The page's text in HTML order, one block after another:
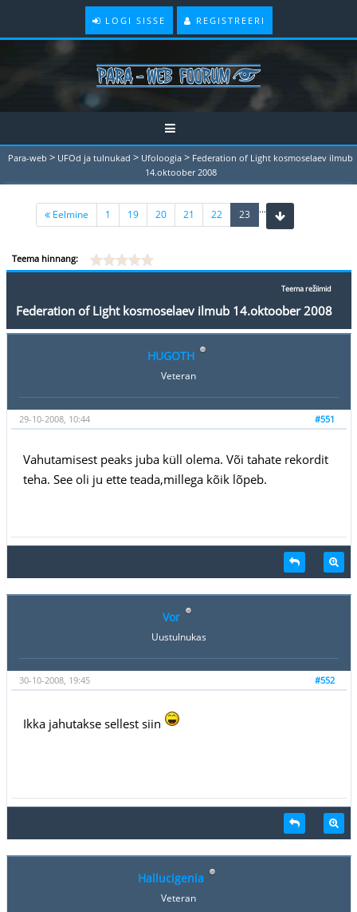
LOGI SISSE REGISTREERI
Para-web > UFOd ja tulnukad > Ufoloogia > Federation of Light kosmoselaev ilmub
14.oktoober 2008
Eelmine 1 ...
19 20 21 22 23 (current)
Teema hinnang:
Teema režiimid
Federation of Light kosmoselaev ilmub 14.oktoober 2008
HUGOTH
Veteran
#551
29-10-2008, 10:44
Vahutamisest peaks juba küll olema. Või tahate rekordit
teha. See oli ju ette teada,millega kõik lõpeb.
Vor
Uustulnukas
#552
30-10-2008, 19:45
Ikka jahutakse sellest siin
Hallucigenia
Veteran